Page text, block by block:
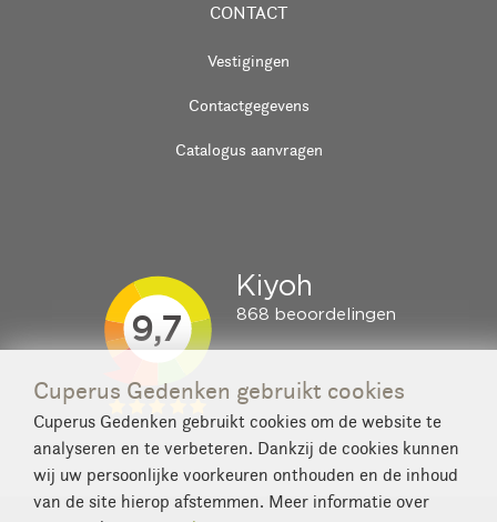
CONTACT
Vestigingen
Contactgegevens
Catalogus aanvragen
Cuperus Gedenken gebruikt cookies
Cuperus Gedenken gebruikt cookies om de website te
analyseren en te verbeteren. Dankzij de cookies kunnen
wij uw persoonlijke voorkeuren onthouden en de inhoud
van de site hierop afstemmen. Meer informatie over